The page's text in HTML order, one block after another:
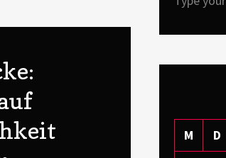
for:
M D